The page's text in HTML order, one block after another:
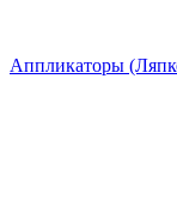
Аппликаторы